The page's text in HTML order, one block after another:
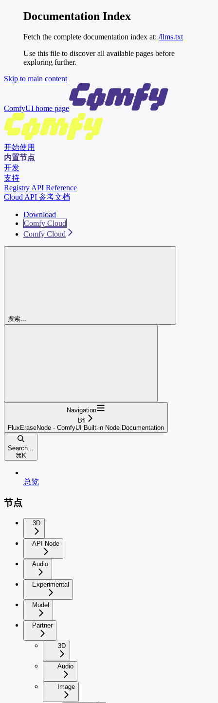
Documentation Index
Fetch the complete documentation index at: /llms.txt
Use this file to discover all available pages before
exploring further.
Skip to main content
ComfyUI home page
开始使用
内置节点
开发
支持
Registry API Reference
Cloud API 参考文档
Download
Comfy Cloud
Comfy Cloud
搜索...
Navigation
Bfl
FluxEraseNode - ComfyUI Built-in Node Documentation
Search...
⌘ K
总览
节点
3D
API Node
Audio
Experimental
Model
Partner
3D
Audio
Image